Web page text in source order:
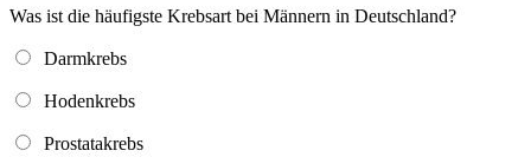
Was ist die häufigste Krebsart bei Männern in Deutschland?
Darmkrebs
Hodenkrebs
Prostatakrebs